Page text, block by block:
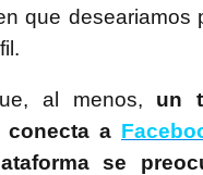
que deseariamos
al menos, un
conecta a
se